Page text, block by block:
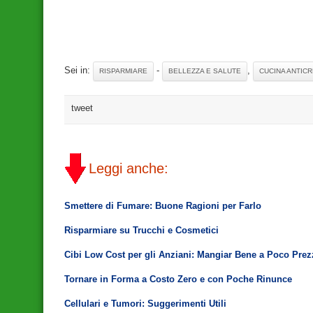
Sei in: RISPARMIARE - BELLEZZA E SALUTE , CUCINA
tweet
Leggi anche:
Smettere di Fumare: Buone Ragioni per Farlo
Risparmiare su Trucchi e Cosmetici
Cibi Low Cost per gli Anziani: Mangiar Bene a Poco
Tornare in Forma a Costo Zero e con Poche Rinunce
Cellulari e Tumori: Suggerimenti Utili